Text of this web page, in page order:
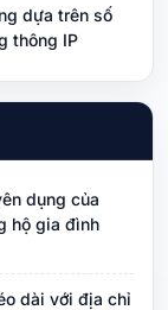
dựa trên số
thông IP
dụng của
hộ gia đình
dài với địa chỉ